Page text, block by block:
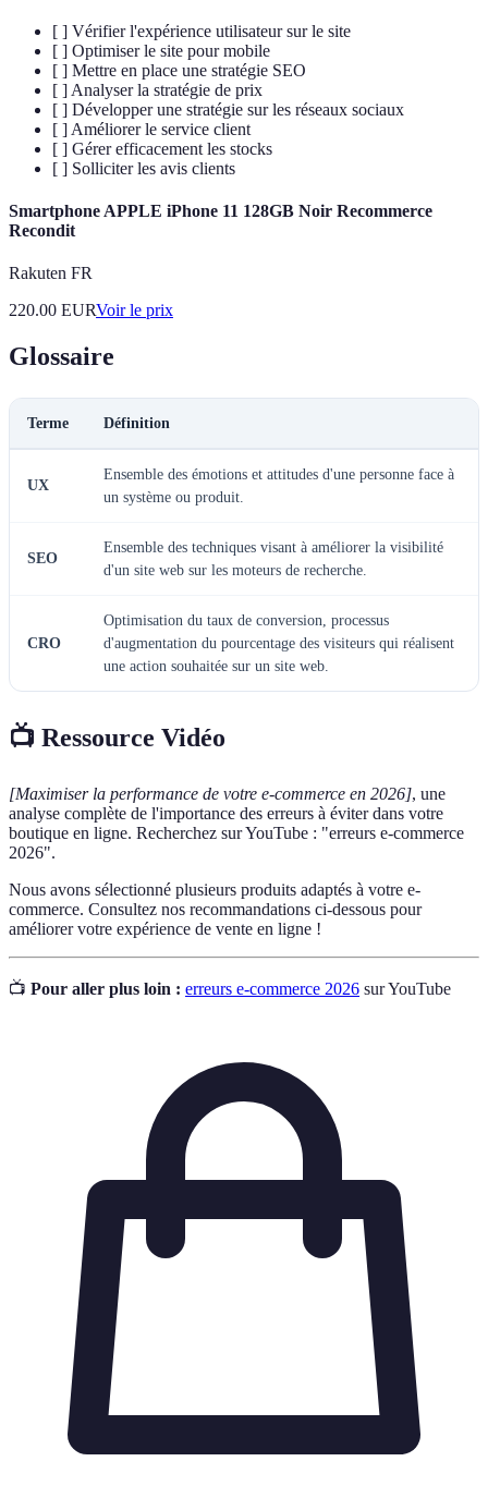
[ ] Vérifier l'expérience utilisateur sur le site
[ ] Optimiser le site pour mobile
[ ] Mettre en place une stratégie SEO
[ ] Analyser la stratégie de prix
[ ] Développer une stratégie sur les réseaux sociaux
[ ] Améliorer le service client
[ ] Gérer efficacement les stocks
[ ] Solliciter les avis clients
Smartphone APPLE iPhone 11 128GB Noir Recommerce
Recondit
Rakuten FR
220.00 EURVoir le prix
Glossaire
Terme Définition
UX
Ensemble des émotions et attitudes d'une personne face à
un système ou produit.
SEO
Ensemble des techniques visant à améliorer la visibilité
d'un site web sur les moteurs de recherche.
CRO
Optimisation du taux de conversion, processus
d'augmentation du pourcentage des visiteurs qui réalisent
une action souhaitée sur un site web.
📺 Ressource Vidéo
[Maximiser la performance de votre e-commerce en 2026], une
analyse complète de l'importance des erreurs à éviter dans votre
boutique en ligne. Recherchez sur YouTube : "erreurs e-commerce
2026".
Nous avons sélectionné plusieurs produits adaptés à votre e-
commerce. Consultez nos recommandations ci-dessous pour
améliorer votre expérience de vente en ligne !
📺 Pour aller plus loin : erreurs e-commerce 2026 sur YouTube